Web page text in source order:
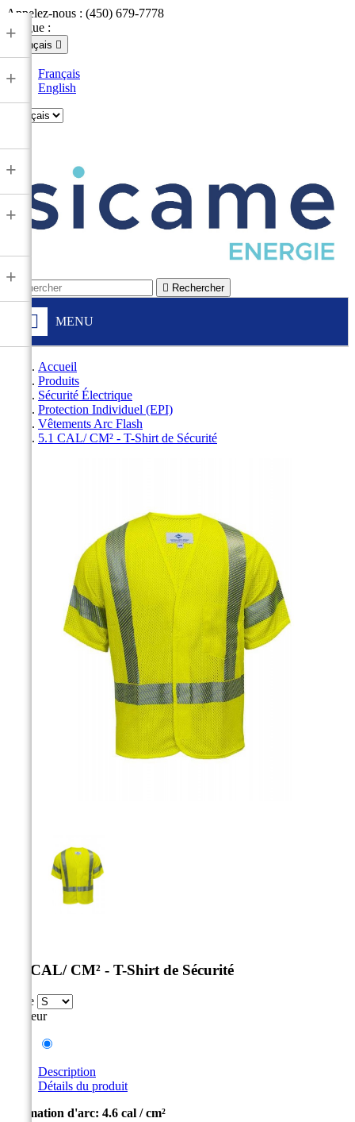
Appelez-nous : (450) 679-7778
Langue :
Français 
Français
English
 Rechercher
MENU
+
+
+
+
+
Accueil
Produits
Sécurité Électrique
Protection Individuel (EPI)
Vêtements Arc Flash
5.1 CAL/ CM² - T-Shirt de Sécurité
5.1 CAL/ CM² - T-Shirt de Sécurité
Taille
Couleur
Description
Détails du produit
Estimation d'arc: 4.6 cal / cm²